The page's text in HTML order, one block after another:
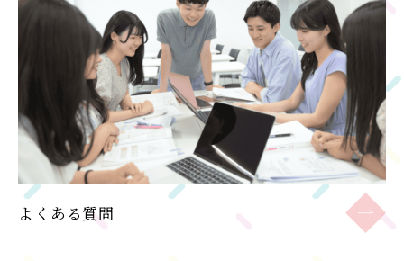
よくある質問